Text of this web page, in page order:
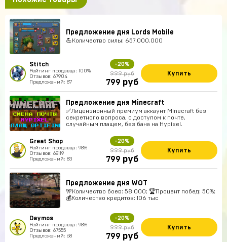
Предложение дня Lords Mobile
💪Количество силы: 657.000.000
Stitch
Рейтинг продавца: 100%
Отзывов: 67904
Предложений: 87
-20%
999 руб
799 руб
Купить
Предложение дня Minecraft
✅Лицензионный премиум аккаунт Minecraft без
секретного вопроса, с доступом к почте,
случайным плащем, без бана на Hypixel.
Great Shop
Рейтинг продавца: 98%
Отзывов: 68119
Предложений: 83
-20%
999 руб
799 руб
Купить
Предложение дня WOT
🎌Количество боев: 58 000; 🏆Процент побед: 50%;
💰Количество кредитов: 106 тыс
Daymos
Рейтинг продавца: 98%
Отзывов: 67555
Предложений: 68
-20%
999 руб
799 руб
Купить